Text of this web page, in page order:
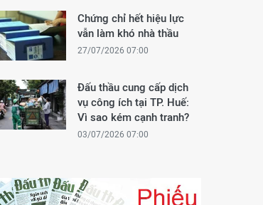
Chứng chỉ hết hiệu lực
vẫn làm khó nhà thầu
27/07/2026 07:00
Đấu thầu cung cấp dịch
vụ công ích tại TP. Huế:
Vì sao kém cạnh tranh?
03/07/2026 07:00